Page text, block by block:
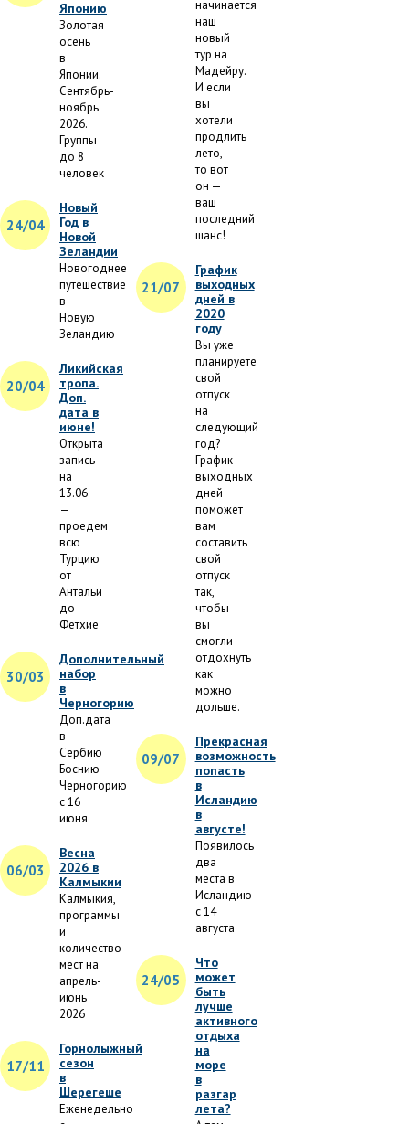
Японию
Золотая
осень
в
Японии.
Сентябрь-
ноябрь
2026.
Группы
до 8
человек
24/04
Новый
Год в
Новой
Зеландии
Новогоднее
путешествие
в
Новую
Зеландию
20/04
Ликийская
тропа.
Доп.
дата в
июне!
Открыта
запись
на
13.06
—
проедем
всю
Турцию
от
Антальи
до
Фетхие
30/03
Дополнительный
набор
в
Черногорию
Доп.дата
в
Сербию
Боснию
Черногорию
с 16
июня
06/03
Весна
2026 в
Калмыкии
Калмыкия,
программы
и
количество
мест на
апрель-
июнь
2026
17/11
Горнолыжный
сезон
в
Шерегеше
Еженедельно
начинается
наш
новый
тур на
Мадейру.
И если
вы
хотели
продлить
лето,
то вот
он —
ваш
последний
шанс!
21/07
График
выходных
дней в
2020
году
Вы уже
планируете
свой
отпуск
на
следующий
год?
График
выходных
дней
поможет
вам
составить
свой
отпуск
так,
чтобы
вы
смогли
отдохнуть
как
можно
дольше.
09/07
Прекрасная
возможность
попасть
в
Исландию
в
августе!
Появилось
два
места в
Исландию
с 14
августа
24/05
Что
может
быть
лучше
активного
отдыха
на
море
в
разгар
лета?